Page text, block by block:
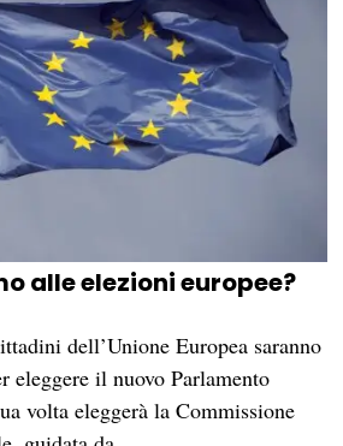
alle elezioni europee?
dell’Unione Europea saranno
eleggere il nuovo Parlamento
volta eleggerà la Commissione